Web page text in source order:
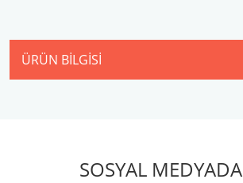
ÜRÜN BILGISI
SOSYAL MEDYADA